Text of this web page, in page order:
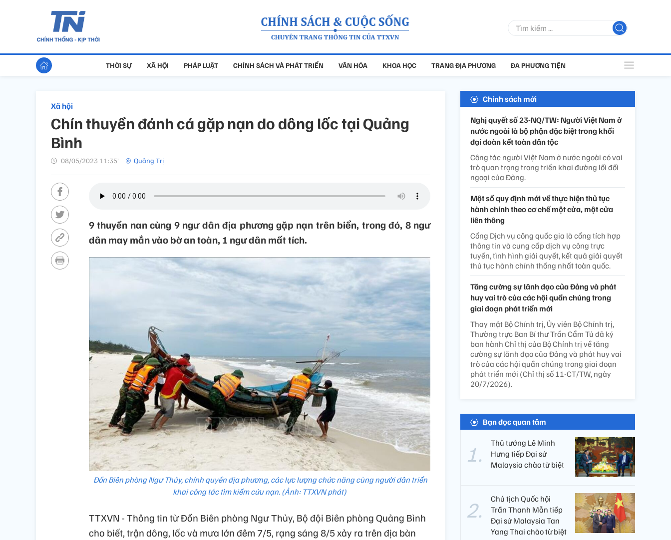
THỜI SỰ XÃ HỘI PHÁP LUẬT CHÍNH SÁCH VÀ PHÁT TRIỂN VĂN HÓA KHOA HỌC TRANG ĐỊA PHƯƠNG ĐA PHƯƠNG TIỆN
Xã hội
Chín thuyền đánh cá gặp nạn do dông lốc tại Quảng
Bình
08/05/2023 11:35’ Quảng Trị
9 thuyền nan cùng 9 ngư dân địa phương gặp nạn trên biển, trong đó, 8 ngư
dân may mắn vào bờ an toàn, 1 ngư dân mất tích.
Đồn Biên phòng Ngư Thủy, chính quyền địa phương, các lực lượng chức năng cùng người dân triển
khai công tác tìm kiếm cứu nạn. (Ảnh: TTXVN phát)
TTXVN - Thông tin từ Đồn Biên phòng Ngư Thủy, Bộ đội Biên phòng Quảng Bình
cho biết, trận dông, lốc và mưa lớn đêm 7/5, rạng sáng 8/5 xảy ra trên địa bàn
Chính sách mới
Nghị quyết số 23-NQ/TW: Người Việt Nam ở
nước ngoài là bộ phận đặc biệt trong khối
đại đoàn kết toàn dân tộc
Công tác người Việt Nam ở nước ngoài có vai
trò quan trọng trong triển khai đường lối đối
ngoại của Đảng.
Một số quy định mới về thực hiện thủ tục
hành chính theo cơ chế một cửa, một cửa
liên thông
Cổng Dịch vụ công quốc gia là cổng tích hợp
thông tin và cung cấp dịch vụ công trực
tuyến, tình hình giải quyết, kết quả giải quyết
thủ tục hành chính thống nhất toàn quốc.
Tăng cường sự lãnh đạo của Đảng và phát
huy vai trò của các hội quần chúng trong
giai đoạn phát triển mới
Thay mặt Bộ Chính trị, Ủy viên Bộ Chính trị,
Thường trực Ban Bí thư Trần Cẩm Tú đã ký
ban hành Chỉ thị của Bộ Chính trị về tăng
cường sự lãnh đạo của Đảng và phát huy vai
trò của các hội quần chúng trong giai đoạn
phát triển mới (Chỉ thị số 11-CT/TW, ngày
20/7/2026).
Bạn đọc quan tâm
Thủ tướng Lê Minh
Hưng tiếp Đại sứ
Malaysia chào từ biệt
Chủ tịch Quốc hội
Trần Thanh Mẫn tiếp
Đại sứ Malaysia Tan
Yang Thai chào từ biệt